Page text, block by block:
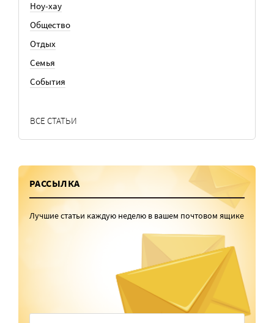
Ноу-хау
Общество
Отдых
Семья
События
ВСЕ СТАТЬИ
РАССЫЛКА
Лучшие статьи каждую неделю в вашем почтовом ящике